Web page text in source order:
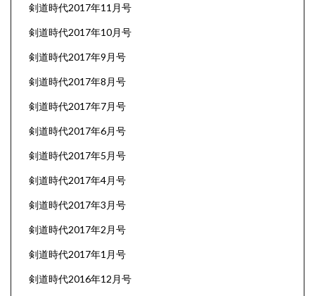
剣道時代2017年11月号
剣道時代2017年10月号
剣道時代2017年9月号
剣道時代2017年8月号
剣道時代2017年7月号
剣道時代2017年6月号
剣道時代2017年5月号
剣道時代2017年4月号
剣道時代2017年3月号
剣道時代2017年2月号
剣道時代2017年1月号
剣道時代2016年12月号